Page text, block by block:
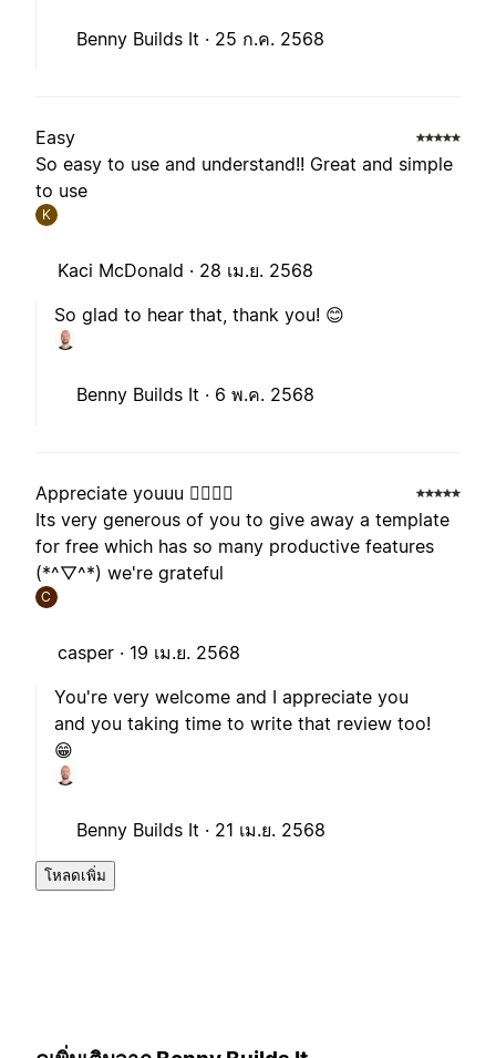
Benny Builds It · 25 ก.ค. 2568
Easy
So easy to use and understand!! Great and simple
to use
K
Kaci McDonald · 28 เม.ย. 2568
So glad to hear that, thank you! 😊
Benny Builds It · 6 พ.ค. 2568
Appreciate youuu 🧙‍♂️🧙‍♂️
Its very generous of you to give away a template
for free which has so many productive features
(*^▽^*) we're grateful
C
casper · 19 เม.ย. 2568
You're very welcome and I appreciate you
and you taking time to write that review too!
😁
Benny Builds It · 21 เม.ย. 2568
โหลดเพิ่ม